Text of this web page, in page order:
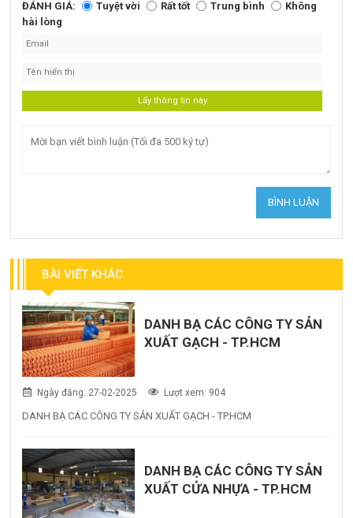
ĐÁNH GIÁ: Tuyệt vời Rất tốt Trung bình
Không
hài lòng
BÀI VIẾT KHÁC
DANH BẠ CÁC CÔNG TY SẢN
XUẤT GẠCH - TP.HCM
Ngày đăng: 27-02-2025 Lượt xem: 904
DANH BẠ CÁC CÔNG TY SẢN XUẤT GẠCH - TP.HCM
DANH BẠ CÁC CÔNG TY SẢN
XUẤT CỬA NHỰA - TP.HCM